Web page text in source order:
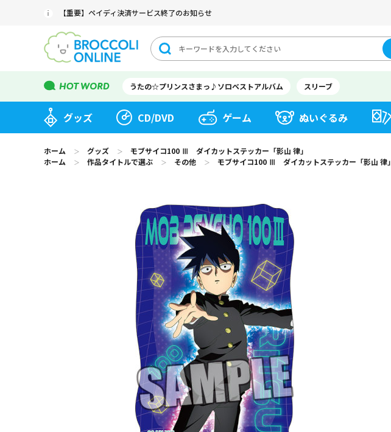
【重要】ペイディ決済サービス終了のお知らせ
うたの☆プリンスさまっ♪ソロベストアルバム スリーブ
グッズ CD/DVD ゲーム ぬいぐるみ
ホーム ＞ グッズ ＞
モブサイコ100 Ⅲ ダイカットステッカー「影山 律」
ホーム
＞ 作品タイトルで選ぶ ＞ その他 ＞ モブサイコ100 Ⅲ ダイカットステッカー「影山 律」